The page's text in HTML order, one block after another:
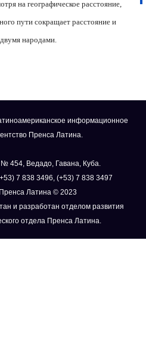
на географическое расстояние,
пути сокращает расстояние и
народами.
информационное
Пренса Латина.
454, Ведадо, Гавана, Куба.
7 838 3496, (+53) 7 838 3497
Пренса Латина © 2023
и разработан отделом развития
отдела Пренса Латина.